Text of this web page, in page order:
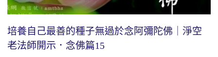
培養自己最善的種子無過於念阿彌陀佛｜淨空
老法師開示．念佛篇15